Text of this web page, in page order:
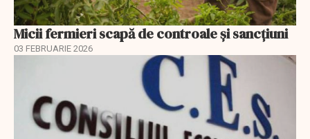
Micii fermieri scapă de controale și sancțiuni
03 FEBRUARIE 2026